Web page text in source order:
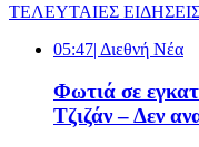
ΤΕΛΕΥΤΑΙΕΣ
05:47| Διεθνή Νέα
Φωτιά σε
Τζιζάν – Δεν